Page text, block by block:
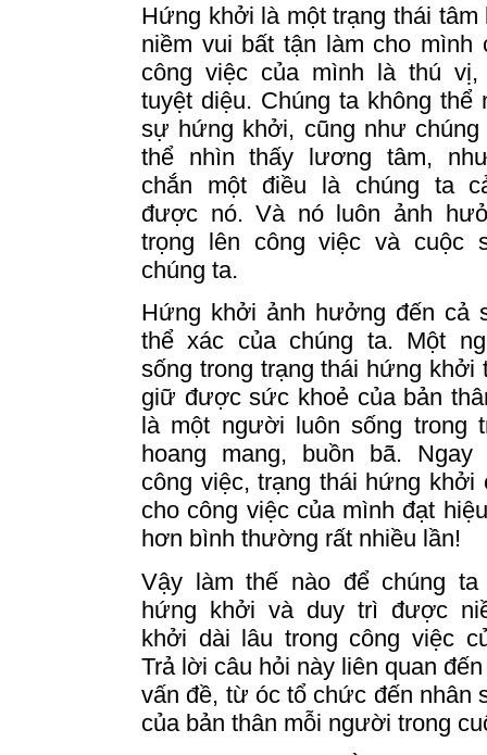
Hứng khởi là một trạng thái tâm
niềm vui bất tận làm cho mình
công việc của mình là thú vị,
tuyệt diệu. Chúng ta không thể
sự hứng khởi, cũng như chúng
thể nhìn thấy lương tâm,
chắn một điều là chúng ta
được nó. Và nó luôn ảnh
trọng lên công việc và cuộc
chúng ta.
Hứng khởi ảnh hưởng đến cả
thể xác của chúng ta. Một
sống trong trạng thái hứng khởi
giữ được sức khoẻ của bản
là một người luôn sống trong
hoang mang, buồn bã. Ngay
công việc, trạng thái hứng khởi
cho công việc của mình đạt
hơn bình thường rất nhiều lần!
Vậy làm thế nào để chúng
hứng khởi và duy trì được
khởi dài lâu trong công việc
Trả lời câu hỏi này liên quan
vấn đề, từ óc tổ chức đến nhân
của bản thân mỗi người trong